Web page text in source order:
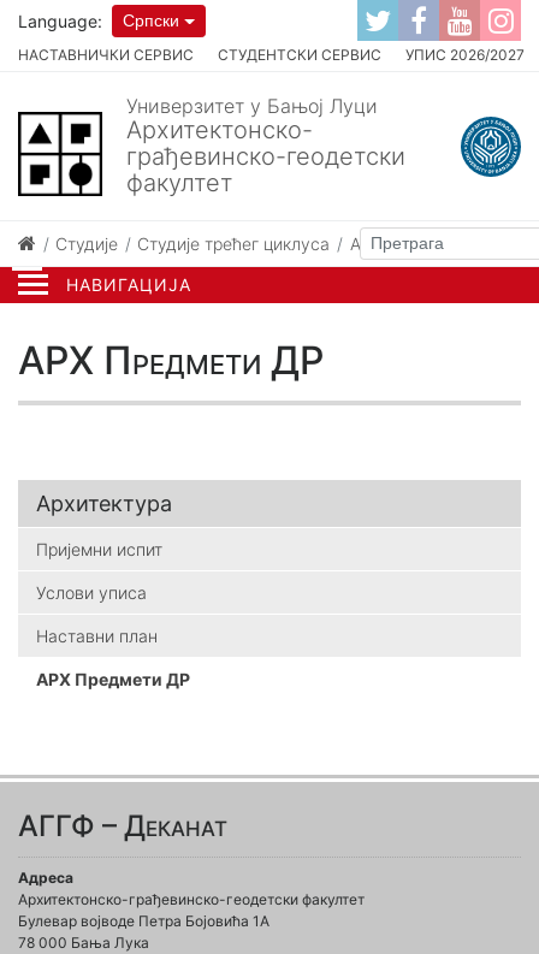
НАВИГАЦИЈА
НАСТАВНИЧКИ СЕРВИС СТУДЕНТСКИ СЕРВИС УПИС 2026/2027
Language: Српски
Универзитет у Бањој Луци
Архитектонско-
грађевинско-геодетски
факултет
Студије Студије трећег циклуса Архитектура
Архитектура
Пријемни испит
Услови уписа
Наставни план
АРХ Предмети ДР
АРХ Предмети ДР
АГГФ – Деканат
Адреса
Архитектонско-грађевинско-геодетски факултет
Булевар војводе Петра Бојовића 1A
78 000 Бања Лука